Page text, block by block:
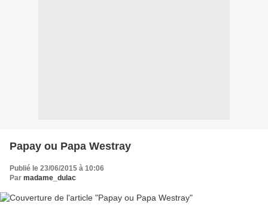
Papay ou Papa Westray
Publié le 23/06/2015 à 10:06
Par madame_dulac